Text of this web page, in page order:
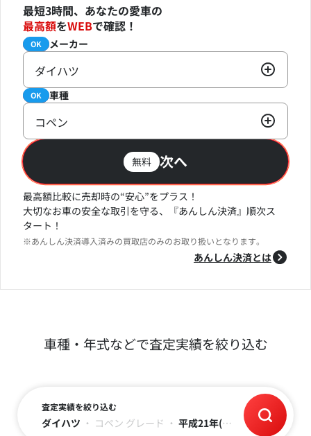
最短3時間、あなたの愛車の
最高額をWEBで確認！
必須 メーカー
OK
ダイハツ
必須 車種
OK
コペン
無料 次へ
最高額比較に売却時の“安心”をプラス！
大切なお車の安全な取引を守る、『あんしん決済』順次ス
タート！
※あんしん決済導入済みの買取店のみのお取り扱いとなります。
あんしん決済とは
車種・年式などで査定実績を絞り込む
査定実績を絞り込む
ダイハツ ・ コペン グレード ・ 平成21年(2009) ・走行距離